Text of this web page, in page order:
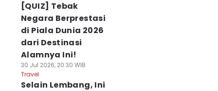
[QUIZ] Tebak
Negara Berprestasi
di Piala Dunia 2026
dari Destinasi
Alamnya Ini!
30 Jul 2026, 20:30 WIB
Travel
Selain Lembang, Ini